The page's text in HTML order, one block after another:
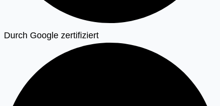
Durch Google zertifiziert